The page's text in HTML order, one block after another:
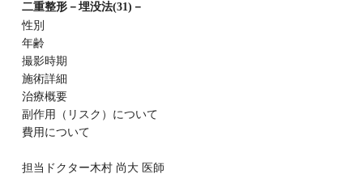
二重整形－埋没法(31)－
性別
年齢
撮影時期
施術詳細
治療概要
副作⽤（リスク）について
費⽤について
担当ドクター木村 尚大医師